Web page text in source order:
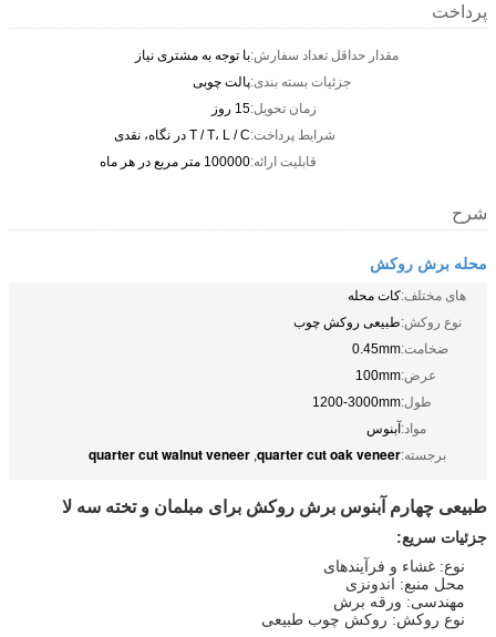
پرداخت
مقدار حداقل تعداد سفارش:با توجه به مشتری نیاز
جزئیات بسته بندی:پالت چوبی
زمان تحویل:15 روز
شرایط پرداخت:T / T، L / C در نگاه، نقدی
قابلیت ارائه:100000 متر مربع در هر ماه
شرح
محله برش روکش
های مختلف:کات محله
نوع روکش:طبیعی روکش چوب
ضخامت:0.45mm
عرض:100mm
طول:1200-3000mm
مواد:آبنوس
برجسته:quarter cut oak veneer
,
quarter cut walnut veneer
طبیعی چهارم آبنوس برش روکش برای مبلمان و تخته سه لا
جزئیات سریع:
نوع: غشاء و فرآیندهای
محل منبع: اندونزی
مهندسی: ورقه برش
نوع روکش: روکش چوب طبیعی